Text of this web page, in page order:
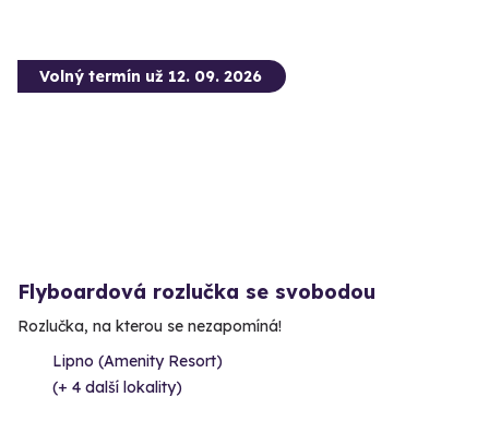
Volný termín už 12. 09. 2026
Flyboardová rozlučka se svobodou
Rozlučka, na kterou se nezapomíná!
Lipno (Amenity Resort)
(+ 4 další lokality)